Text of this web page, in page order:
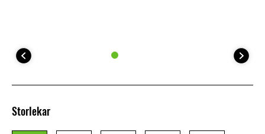
Storlekar